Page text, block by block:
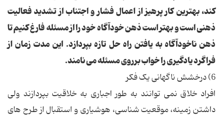
کند، بهترین کار پرهیز از اعمال فشار و اجتناب از تشدید فعالیت
ذهنی است و بهتر است ذهن خودآگاه خود را از مسئله فارغ کنیم تا
ذهن ناخودآگاه به یافتن راه حل تازه بپردازد. این مدت زمان از
فراگرد یادگیری راخواب برروی مسئلهمی نامند.
6) درخشش ناگهانی یک فکر
افراد خلاق نمی توانند به طور اجباری به خلاقیت بپردازند ولی
داشتن زمینه، موقعیت شناسی، هوشیاری و استقبال از طرح های